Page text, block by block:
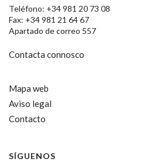
Teléfono: +34 981 20 73 08
Fax: +34 981 21 64 67
Apartado de correo 557
Contacta connosco
Mapa web
Aviso legal
Contacto
SÍGUENOS